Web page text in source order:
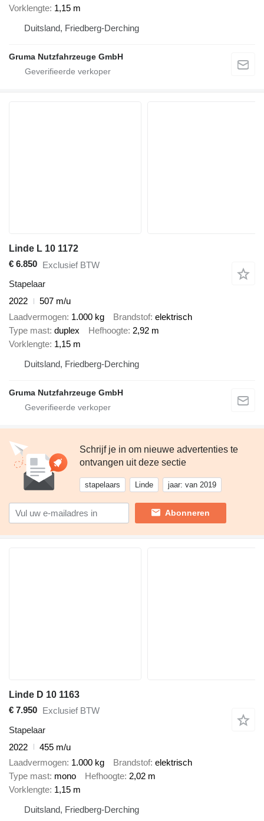
Vorklengte 1,15 m
Duitsland, Friedberg-Derching
Gruma Nutzfahrzeuge GmbH
Linde L 10 1172
€ 6.850 Exclusief BTW
Stapelaar
2022
507 m/u
Laadvermogen 1.000 kg Brandstof elektrisch
Type mast duplex Hefhoogte 2,92 m
Vorklengte 1,15 m
Duitsland, Friedberg-Derching
Gruma Nutzfahrzeuge GmbH
Schrijf je in om nieuwe advertenties te
ontvangen uit deze sectie
stapelaars Linde jaar: van 2019
Abonneren
Linde D 10 1163
€ 7.950 Exclusief BTW
Stapelaar
2022
455 m/u
Laadvermogen 1.000 kg Brandstof elektrisch
Type mast mono Hefhoogte 2,02 m
Vorklengte 1,15 m
Duitsland, Friedberg-Derching